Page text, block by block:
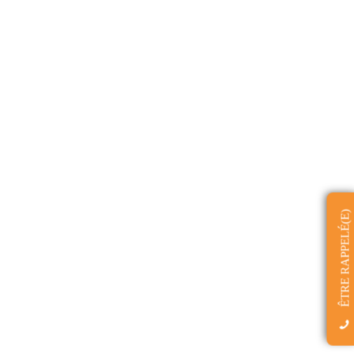
ÊTRE RAPPELÉ(E)